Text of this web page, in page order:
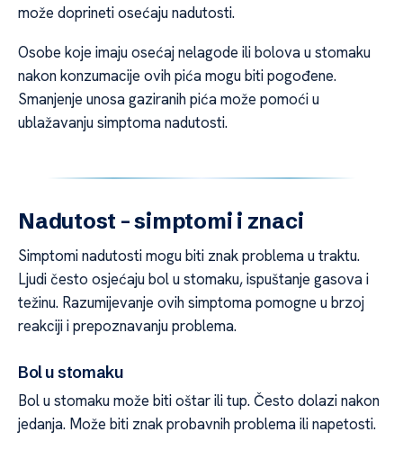
može doprineti osećaju nadutosti.
Osobe koje imaju osećaj nelagode ili bolova u stomaku
nakon konzumacije ovih pića mogu biti pogođene.
Smanjenje unosa gaziranih pića može pomoći u
ublažavanju simptoma nadutosti.
Nadutost – simptomi i znaci
Simptomi nadutosti mogu biti znak problema u traktu.
Ljudi često osjećaju bol u stomaku, ispuštanje gasova i
težinu. Razumijevanje ovih simptoma pomogne u brzoj
reakciji i prepoznavanju problema.
Bol u stomaku
Bol u stomaku može biti oštar ili tup. Često dolazi nakon
jedanja. Može biti znak probavnih problema ili napetosti.